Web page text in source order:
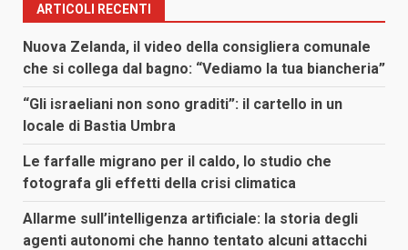
ARTICOLI RECENTI
Nuova Zelanda, il video della consigliera comunale
che si collega dal bagno: “Vediamo la tua biancheria”
“Gli israeliani non sono graditi”: il cartello in un
locale di Bastia Umbra
Le farfalle migrano per il caldo, lo studio che
fotografa gli effetti della crisi climatica
Allarme sull’intelligenza artificiale: la storia degli
agenti autonomi che hanno tentato alcuni attacchi